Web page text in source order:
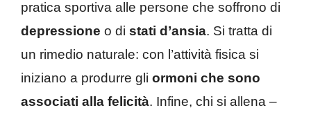
pratica sportiva alle persone che soffrono di
depressione o di stati d’ansia. Si tratta di
un rimedio naturale: con l’attività fisica si
iniziano a produrre gli ormoni che sono
associati alla felicità. Infine, chi si allena –